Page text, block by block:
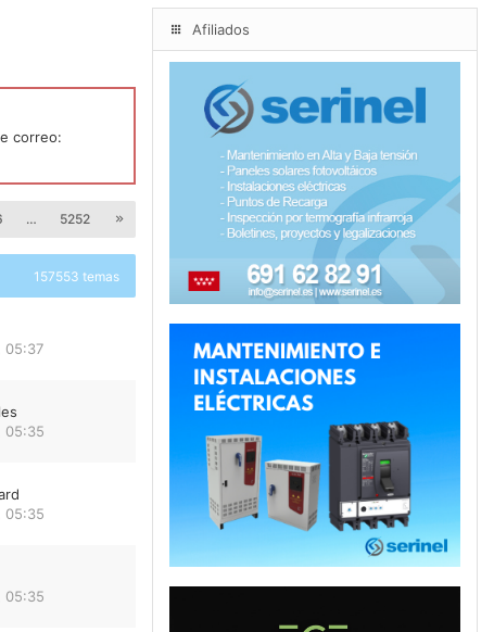
correo:
… 5252
157553 temas
05:37
05:35
05:35
05:35
Afiliados